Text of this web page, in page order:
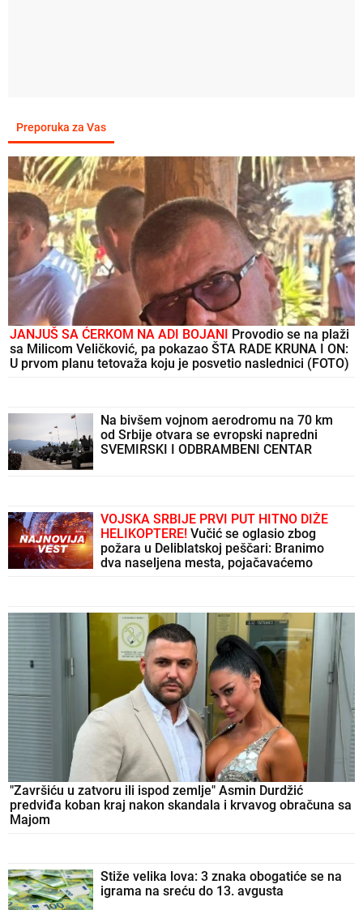
Preporuka za Vas
JANJUŠ SA ĆERKOM NA ADI BOJANI Provodio se na plaži
sa Milicom Veličković, pa pokazao ŠTA RADE KRUNA I ON:
U prvom planu tetovaža koju je posvetio naslednici (FOTO)
Na bivšem vojnom aerodromu na 70 km
od Srbije otvara se evropski napredni
SVEMIRSKI I ODBRAMBENI CENTAR
VOJSKA SRBIJE PRVI PUT HITNO DIŽE
HELIKOPTERE! Vučić se oglasio zbog
požara u Deliblatskoj peščari: Branimo
dva naseljena mesta, pojačavaćemo
"Završiću u zatvoru ili ispod zemlje" Asmin Durdžić
predviđa koban kraj nakon skandala i krvavog obračuna sa
Majom
Stiže velika lova: 3 znaka obogatiće se na
igrama na sreću do 13. avgusta